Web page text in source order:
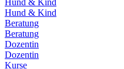
Hund & Kind
Hund & Kind
Beratung
Beratung
Dozentin
Dozentin
Kurse